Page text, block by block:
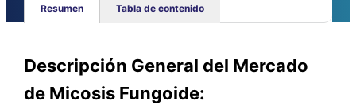
Resumen Tabla de contenido
Descripción General del Mercado
de Micosis Fungoide: